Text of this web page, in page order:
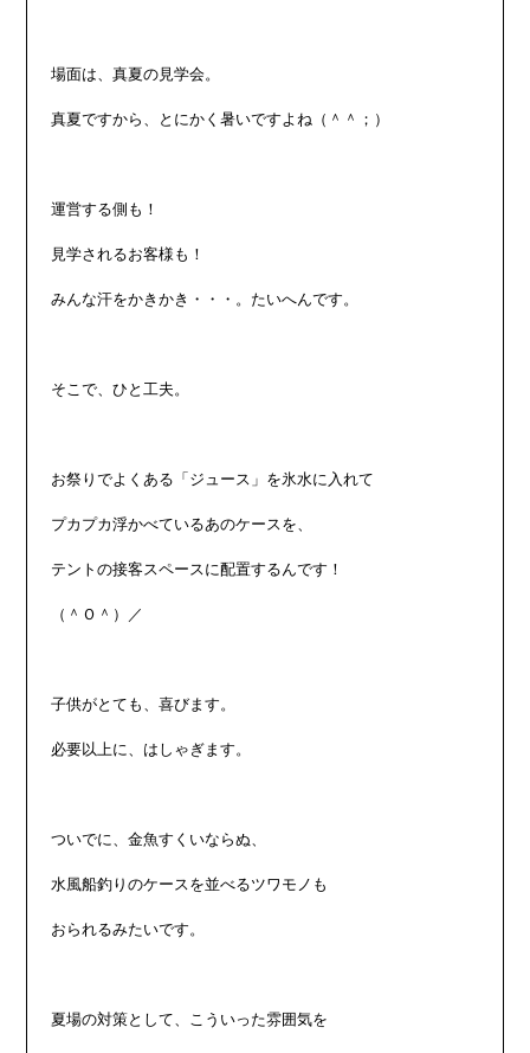
場面は、真夏の見学会。
真夏ですから、とにかく暑いですよね（＾＾；）
運営する側も！
見学されるお客様も！
みんな汗をかきかき・・・。たいへんです。
そこで、ひと工夫。
お祭りでよくある「ジュース」を氷水に入れて
プカプカ浮かべているあのケースを、
テントの接客スペースに配置するんです！
（＾Ｏ＾）／
子供がとても、喜びます。
必要以上に、はしゃぎます。
ついでに、金魚すくいならぬ、
水風船釣りのケースを並べるツワモノも
おられるみたいです。
夏場の対策として、こういった雰囲気を